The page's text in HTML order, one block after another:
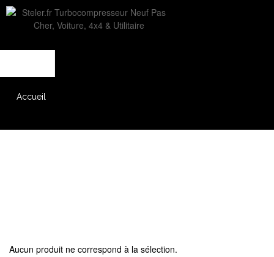
Accueil
Aucun produit ne correspond à la sélection.